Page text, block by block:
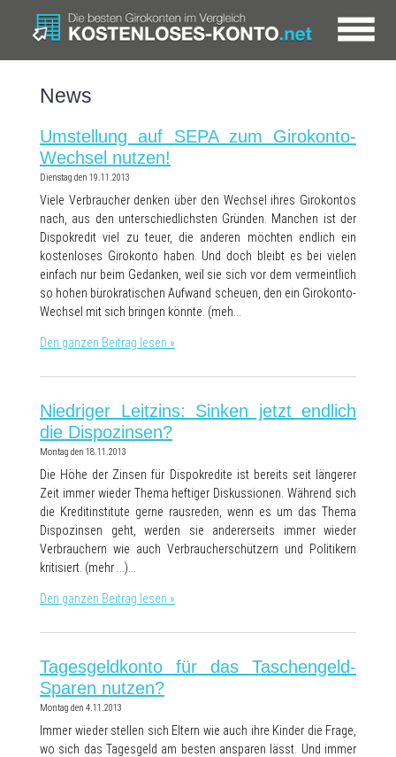
News
Umstellung auf SEPA zum Girokonto-
Wechsel nutzen!
Dienstag den 19.11.2013
Viele Verbraucher denken über den Wechsel ihres Girokontos
nach, aus den unterschiedlichsten Gründen. Manchen ist der
Dispokredit viel zu teuer, die anderen möchten endlich ein
kostenloses Girokonto haben. Und doch bleibt es bei vielen
einfach nur beim Gedanken, weil sie sich vor dem vermeintlich
so hohen bürokratischen Aufwand scheuen, den ein Girokonto-
Wechsel mit sich bringen könnte. (meh…
Den ganzen Beitrag lesen »
Niedriger Leitzins: Sinken jetzt endlich
die Dispozinsen?
Montag den 18.11.2013
Die Höhe der Zinsen für Dispokredite ist bereits seit längerer
Zeit immer wieder Thema heftiger Diskussionen. Während sich
die Kreditinstitute gerne rausreden, wenn es um das Thema
Dispozinsen geht, werden sie andererseits immer wieder
Verbrauchern wie auch Verbraucherschützern und Politikern
kritisiert. (mehr …)…
Den ganzen Beitrag lesen »
Tagesgeldkonto für das Taschengeld-
Sparen nutzen?
Montag den 4.11.2013
Immer wieder stellen sich Eltern wie auch ihre Kinder die Frage,
wo sich das Tagesgeld am besten ansparen lässt. Und immer